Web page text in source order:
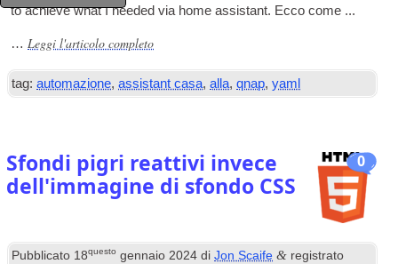
to achieve what I needed via home assist­ant. Ecco come ...
… Leggi l'articolo completo
tag: automazione,assistant casa,alla,qnap,yaml
0
Sfondi pigri reattivi invece
dell'immagine di sfondo CSS
Pubblicato 18questo gennaio 2024 diJon Scaife & registrato